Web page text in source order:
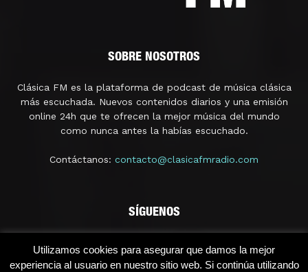
SOBRE NOSOTROS
Clásica FM es la plataforma de podcast de música clásica
más escuchada. Nuevos contenidos diarios y una emisión
online 24h que te ofrecen la mejor música del mundo
como nunca antes la habías escuchado.
Contáctanos: contacto@clasicafmradio.com
SÍGUENOS
Utilizamos cookies para asegurar que damos la mejor
experiencia al usuario en nuestro sitio web. Si continúa utilizando